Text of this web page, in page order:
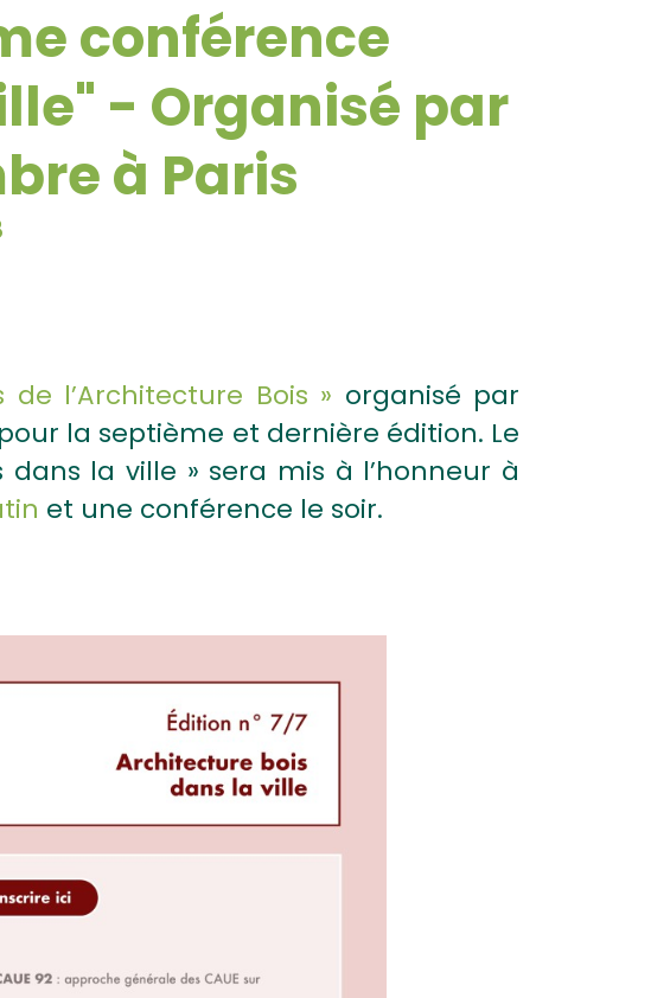
conférence
- Organisé par
à Paris
l’Architecture Bois » organisé par
pour la septième et dernière édition. Le
la ville » sera mis à l’honneur à
et une conférence le soir.